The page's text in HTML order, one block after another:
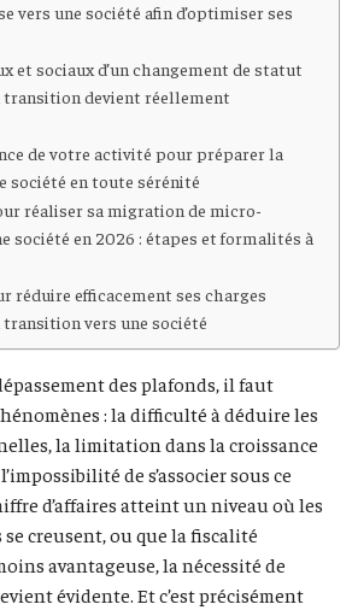
vers une société afin d’optimiser ses
et sociaux d’un changement de statut
transition devient réellement
de votre activité pour préparer la
société en toute sérénité
réaliser sa migration de micro-
société en 2026 : étapes et formalités à
réduire efficacement ses charges
vers une société
des plafonds, il faut
: la difficulté à déduire les
la limitation dans la croissance
de s’associer sous ce
d’affaires atteint un niveau où les
creusent, ou que la fiscalité
avantageuse, la nécessité de
évidente. Et c’est précisément